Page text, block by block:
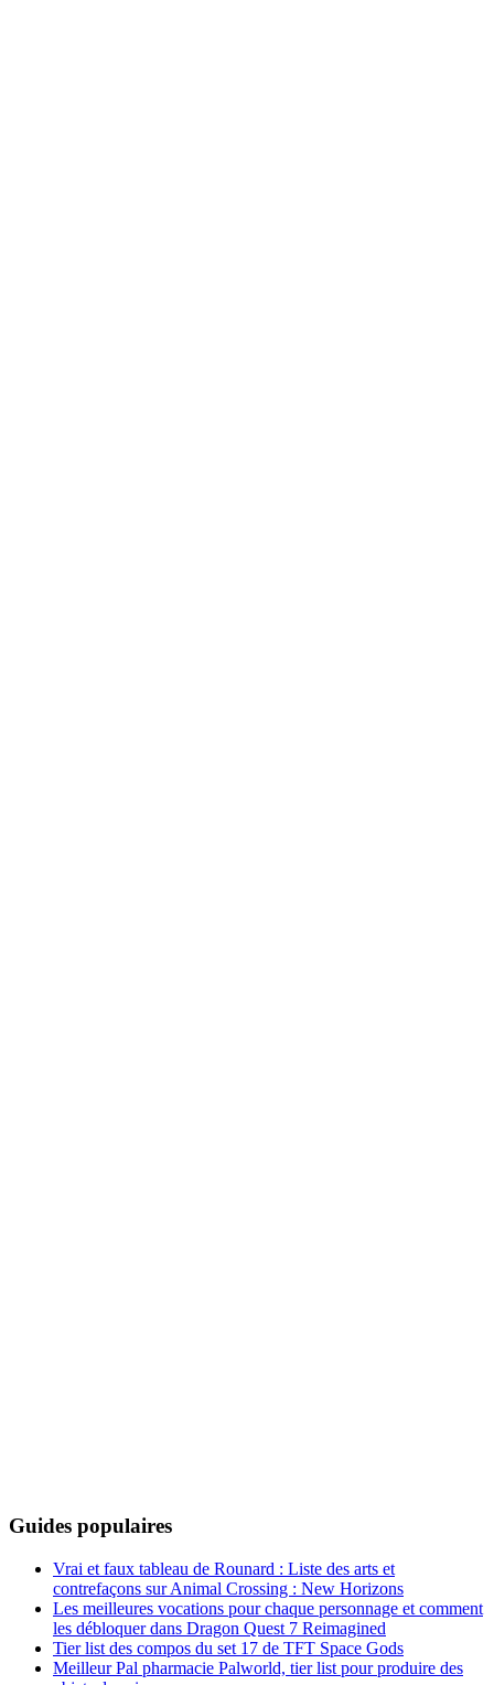
Guides populaires
Vrai et faux tableau de Rounard : Liste des arts et
contrefaçons sur Animal Crossing : New Horizons
Les meilleures vocations pour chaque personnage et comment
les débloquer dans Dragon Quest 7 Reimagined
Tier list des compos du set 17 de TFT Space Gods
Meilleur Pal pharmacie Palworld, tier list pour produire des